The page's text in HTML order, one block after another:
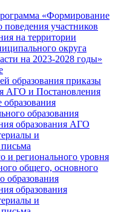
«Формирование
поведения участников
на территории
округа
на 2023-2028 годы»
образования приказы
АГО и Постановления
образования
образования АГО
и
и регионального уровня
общего, основного
образования
образования
и